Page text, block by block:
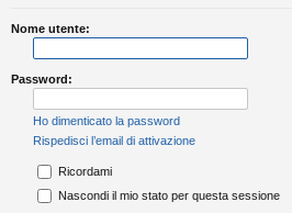
Nome utente:
Password:
Ho dimenticato la password
Rispedisci l’email di attivazione
Ricordami
Nascondi il mio stato per questa sessione